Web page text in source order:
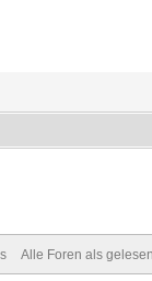
Alle Foren als